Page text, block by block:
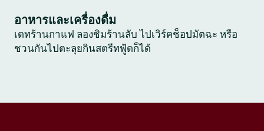
อาหารและเครื่องดื่ม
เดทร้านกาแฟ ลองชิมร้านลับ ไปเวิร์คช็อปมัตฉะ หรือ
ชวนกันไปตะลุยกินสตรีทฟู้ดก็ได้